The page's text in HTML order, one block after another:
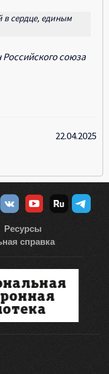
в сердце, единым
союза
22.04.2025
Ресурсы
справка